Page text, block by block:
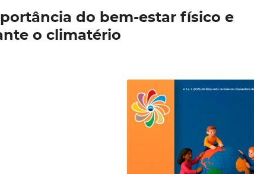
do bem-estar físico e
o climatério